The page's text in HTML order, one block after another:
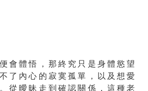
會體悟，那終究只是身體慾望
了內心的寂寞孤單，以及想愛
從曖昧走到確認關係，這種老